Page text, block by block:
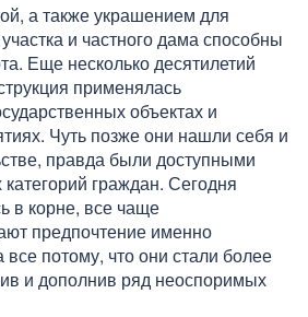
а также украшением для
и частного дама способны
Еще несколько десятилетий
применялась
объектах и
Чуть позже они нашли себя и
правда были доступными
граждан. Сегодня
в корне, все чаще
предпочтение именно
потому, что они стали более
и дополнив ряд неоспоримых